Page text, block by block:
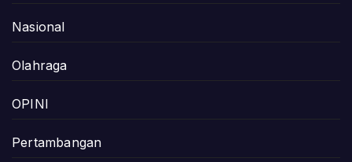
Nasional
Olahraga
OPINI
Pertambangan